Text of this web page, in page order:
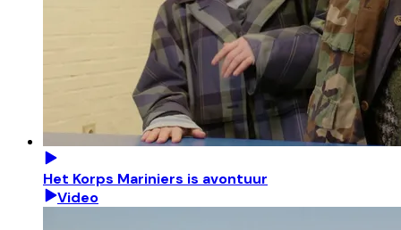
Het Korps Mariniers is avontuur
Video